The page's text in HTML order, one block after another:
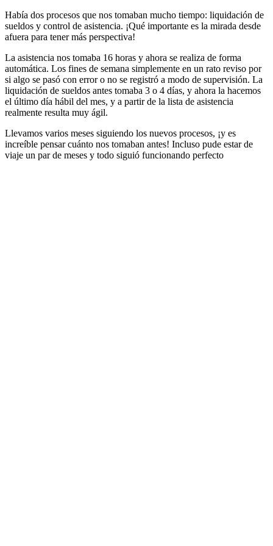
Había dos procesos que nos tomaban mucho tiempo: liquidación de
sueldos y control de asistencia. ¡Qué importante es la mirada desde
afuera para tener más perspectiva!
La asistencia nos tomaba 16 horas y ahora se realiza de forma
automática. Los fines de semana simplemente en un rato reviso por
si algo se pasó con error o no se registró a modo de supervisión. La
liquidación de sueldos antes tomaba 3 o 4 días, y ahora la hacemos
el último día hábil del mes, y a partir de la lista de asistencia
realmente resulta muy ágil.
Llevamos varios meses siguiendo los nuevos procesos, ¡y es
increíble pensar cuánto nos tomaban antes! Incluso pude estar de
viaje un par de meses y todo siguió funcionando perfecto